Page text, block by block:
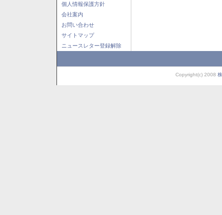
個人情報保護方針
会社案内
お問い合わせ
サイトマップ
ニュースレター登録解除
Copyright(c) 2008